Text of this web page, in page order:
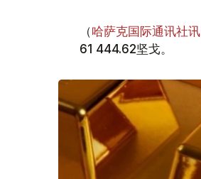
（哈萨克国际通讯社讯
61 444.62坚戈。